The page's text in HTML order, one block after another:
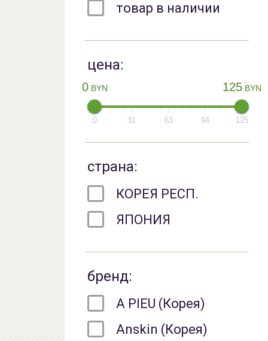
товар в наличии
цена:
0 BYN 125 BYN
0 31 63 94 125
страна:
КОРЕЯ РЕСП.
ЯПОНИЯ
бренд:
A PIEU (Корея)
Anskin (Корея)